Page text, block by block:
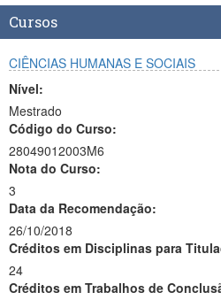
Cursos
CIÊNCIAS HUMANAS E SOCIAIS
Nível:
Mestrado
Código do Curso:
28049012003M6
Nota do Curso:
3
Data da Recomendação:
26/10/2018
Créditos em Disciplinas para
24
Créditos em Trabalhos de